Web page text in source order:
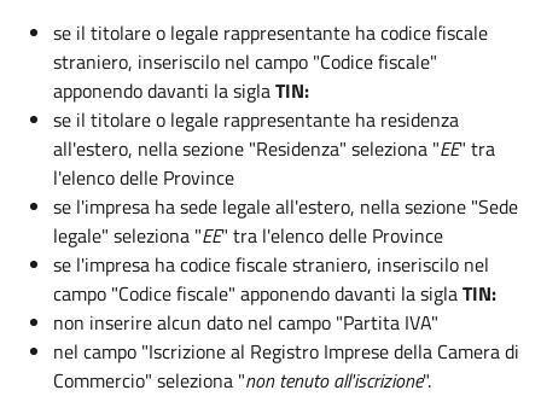
se il titolare o legale rappresentante ha codice fiscale
straniero, inseriscilo nel campo "Codice fiscale"
apponendo davanti la siglaTIN:
se il titolare o legale rappresentante ha residenza
all'estero, nella sezione "Residenza" seleziona "EE" tra
l'elenco delle Province
se l'impresa ha sede legale all'estero, nella sezione "Sede
legale" seleziona "EE" tra l'elenco delle Province
se l'impresa ha codice fiscale straniero, inseriscilo nel
campo "Codice fiscale" apponendo davanti la siglaTIN:
non inserire alcun dato nel campo "Partita IVA"
nel campo "Iscrizione al Registro Imprese della Camera di
Commercio" seleziona "non tenuto all'iscrizione".